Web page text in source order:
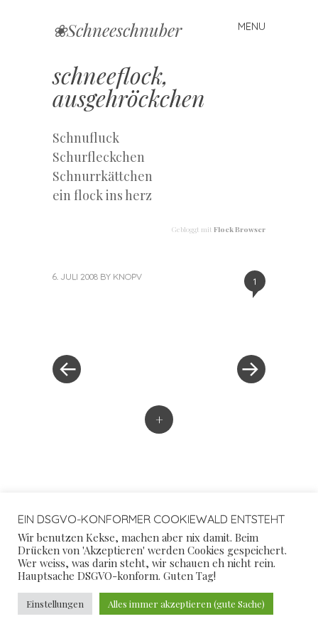
❀Schneeschnuber MENU
Skip
content
schneeflock,
ausgehröckchen
Schnufluck
Schurfleckchen
Schnurrkättchen
ein flock ins herz
Gebloggt mit Flock Browser
1
6. JULI 2008 BY KNOPV
+
EIN DSGVO-KONFORMER COOKIEWALD ENTSTEHT
Wir benutzen Kekse, machen aber nix damit. Beim
Drücken von 'Akzeptieren' werden Cookies gespeichert.
Wer weiss, was darin steht, wir schauen eh nicht rein.
Hauptsache DSGVO-konform. Guten Tag!
Einstellungen Alles immer akzeptieren (gute Sache)